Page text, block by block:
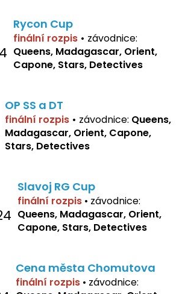
Rycon Cup
finální rozpis • závodnice:
Queens, Madagascar, Orient,
Capone, Stars, Detectives
OP SS a DT
finální rozpis • závodnice: Queens,
Madagascar, Orient, Capone,
Stars, Detectives
Slavoj RG Cup
finální rozpis • závodnice:
Queens, Madagascar, Orient,
Capone, Stars, Detectives
Cena města Chomutova
finální rozpis • závodnice: